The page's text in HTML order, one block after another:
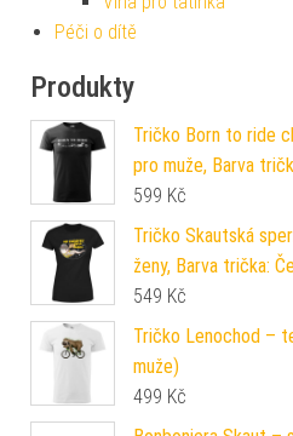
Péči o dítě
Produkty
Tričko Born to ride
pro muže, Barva
599 Kč
Tričko Skautská
ženy, Barva trička:
549 Kč
Tričko Lenochod –
muže)
499 Kč